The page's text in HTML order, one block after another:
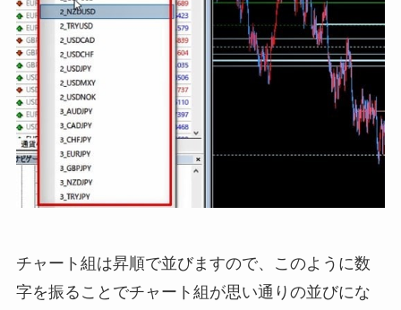
チャート組は昇順で並びますので、このように数
字を振ることでチャート組が思い通りの並びにな